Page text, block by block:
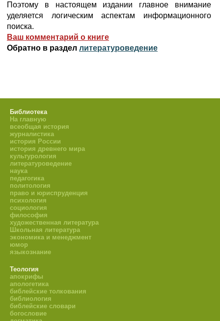
Поэтому в настоящем издании главное внимание
уделяется логическим аспектам информационного
поиска.
Ваш комментарий о книге
Обратно в раздел литературоведение
Библиотека
На главную
всеобщая история
журналистика
история России
история древнего мира
культурология
литературоведение
наука
педагогика
политология
право и юриспруденция
психология
социология
философия
художественная литература
Школьная литература
экономика и менеджмент
юмор
языкознание
Теология
апокрифы
апологетика
библейские толкования
библиология
библейские словари
богословие